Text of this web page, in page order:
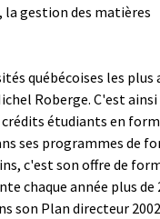
gestion des matières
québécoises les plus
Roberge. C'est
crédits étudiants en
ses programmes de
c'est son offre de
chaque année plus de
son Plan directeur